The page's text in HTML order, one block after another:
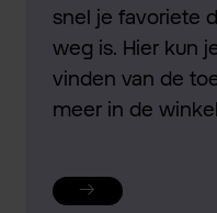
snel je favoriete
weg is. Hier kun
vinden van de
meer in de